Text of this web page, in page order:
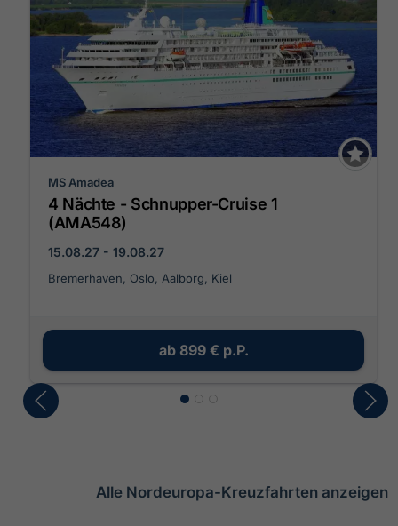
MS Amadea
4 Nächte - Schnupper-Cruise 1
(AMA548)
15.08.27 - 19.08.27
Bremerhaven, Oslo, Aalborg, Kiel
ab 899 € p.P.
Alle Nordeuropa-Kreuzfahrten anzeigen